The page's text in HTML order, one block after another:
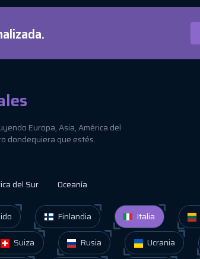
Europa, Asia, América del
dondequiera que estés.
del Sur Oceanía
Finlandia Italia
Suiza Rusia Ucrania